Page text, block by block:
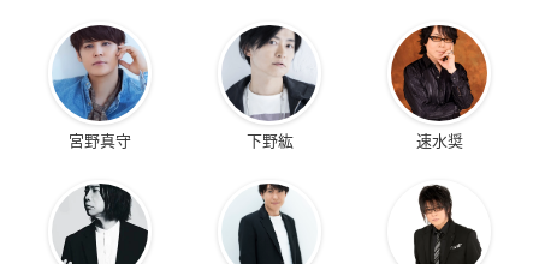
宮野真守 下野紘 速水奨